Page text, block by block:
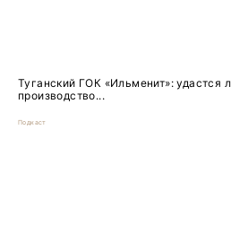
Туганский ГОК «Ильменит»: удастся
производство...
Подкаст